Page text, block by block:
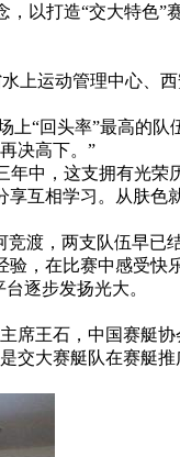
以打造“交大特色”
上运动管理中心、
“回头率”最高的队
决高下。”
中，这支拥有光荣
互相学习。从肤色
渡，两支队伍早已
验，在比赛中感受快
逐步发扬光大。
席王石，中国赛艇
交大赛艇队在赛艇